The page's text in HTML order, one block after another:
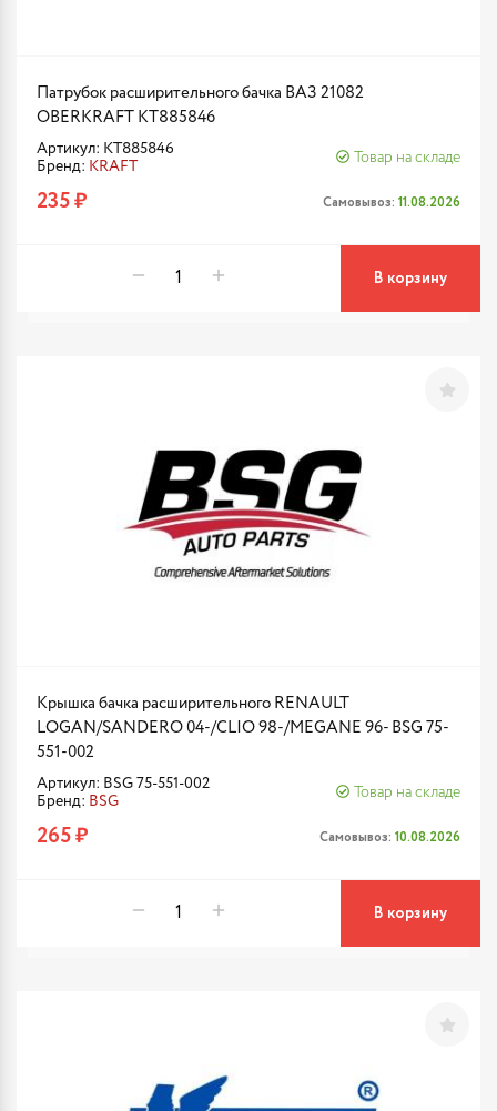
Патрубок расширительного бачка ВАЗ 21082
OBERKRAFT KT885846
Артикул: KT885846
Бренд: KRAFT
Товар на складе
235 ₽ Самовывоз: 11.08.2026
В корзину
Крышка бачка расширительного RENAULT
LOGAN/SANDERO 04-/CLIO 98-/MEGANE 96- BSG 75-
551-002
Артикул: BSG 75-551-002
Бренд: BSG
Товар на складе
265 ₽ Самовывоз: 10.08.2026
В корзину